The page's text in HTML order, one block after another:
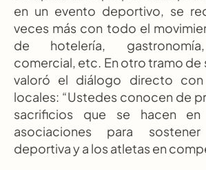
en un evento deportivo, se
veces más con todo el
de hotelería,
comercial, etc. En otro tramo de
valoró el diálogo directo
locales: “Ustedes conocen de
sacrificios que se hacen
asociaciones para
deportiva y a los atletas en